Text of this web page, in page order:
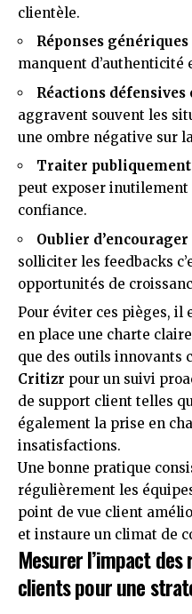
clientèle.
Réponses
manquent d’authenticité
Réactions défensives
aggravent souvent les
une ombre négative sur
Traiter publiquement
peut exposer
confiance.
Oublier d’encourager
solliciter les feedbacks
opportunités de
Pour éviter ces pièges, il
en place une charte
que des outils innovants
Critizr pour un suivi
de support client telles
également la prise en
insatisfactions.
Une bonne pratique
régulièrement les
point de vue client
et instaure un climat de
Mesurer l’impact des
clients pour une